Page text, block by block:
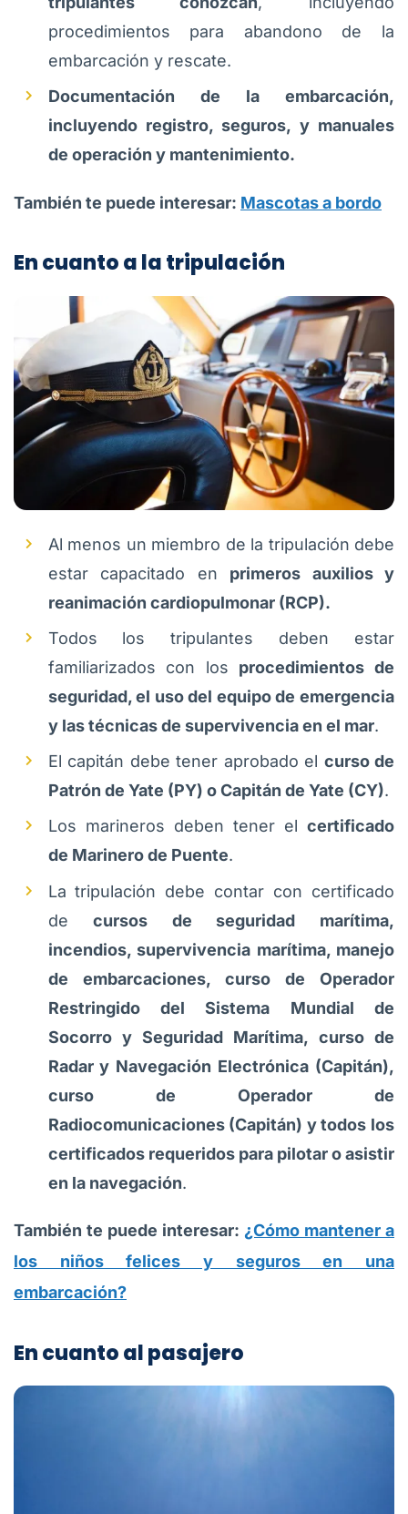
procedimientos para abandono de la
embarcación y rescate.
Documentación de la embarcación,
incluyendo registro, seguros, y manuales
de operación y mantenimiento.
También te puede interesar: Mascotas a bordo
En cuanto a la tripulación
Al menos un miembro de la tripulación debe
estar capacitado en primeros auxilios y
reanimación cardiopulmonar (RCP).
Todos los tripulantes deben estar
familiarizados con los procedimientos de
seguridad, el uso del equipo de emergencia
y las técnicas de supervivencia en el mar.
El capitán debe tener aprobado el curso de
Patrón de Yate (PY) o Capitán de Yate (CY).
Los marineros deben tener el certificado
de Marinero de Puente.
La tripulación debe contar con certificado
decursos de seguridad marítima,
incendios, supervivencia marítima, manejo
de embarcaciones, curso de Operador
Restringido del Sistema Mundial de
Socorro y Seguridad Marítima, curso de
Radar y Navegación Electrónica (Capitán),
curso de Operador de
Radiocomunicaciones (Capitán) y todos los
certificados requeridos para pilotar o asistir
en la navegación.
También te puede interesar: ¿Cómo mantener a
los niños felices y seguros en una
embarcación?
En cuanto al pasajero